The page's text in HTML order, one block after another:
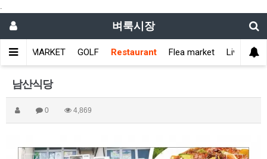
.
벼룩시장
메인 MARKET GOLF Restaurant Flea market Living info
남산식당
0 4,869